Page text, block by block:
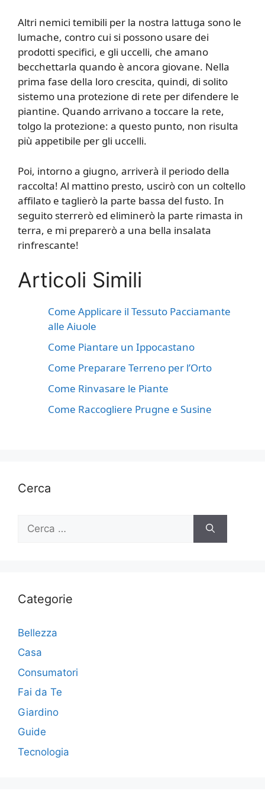
Altri nemici temibili per la nostra lattuga sono le
lumache, contro cui si possono usare dei
prodotti specifici, e gli uccelli, che amano
becchettarla quando è ancora giovane. Nella
prima fase della loro crescita, quindi, di solito
sistemo una protezione di rete per difendere le
piantine. Quando arrivano a toccare la rete,
tolgo la protezione: a questo punto, non risulta
più appetibile per gli uccelli.
Poi, intorno a giugno, arriverà il periodo della
raccolta! Al mattino presto, uscirò con un coltello
affilato e taglierò la parte bassa del fusto. In
seguito sterrerò ed eliminerò la parte rimasta in
terra, e mi preparerò a una bella insalata
rinfrescante!
Articoli Simili
Come Applicare il Tessuto Pacciamante
alle Aiuole
Come Piantare un Ippocastano
Come Preparare Terreno per l’Orto
Come Rinvasare le Piante
Come Raccogliere Prugne e Susine
Cerca
per:
Categorie
Bellezza
Casa
Consumatori
Fai da Te
Giardino
Guide
Tecnologia